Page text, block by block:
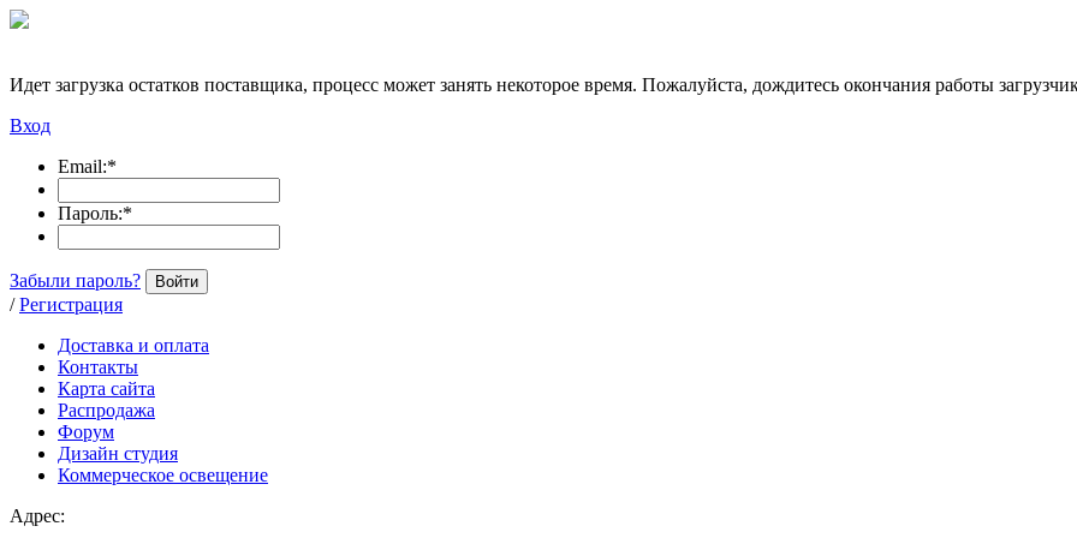
Идет загрузка остатков поставщика, процесс может занять некоторое время. Пожалуйста, дождитесь окончания работы
Вход
Email:*
Пароль:*
Забыли пароль? Войти
/ Регистрация
Доставка и оплата
Контакты
Карта сайта
Распродажа
Форум
Дизайн студия
Коммерческое освещение
Адрес: